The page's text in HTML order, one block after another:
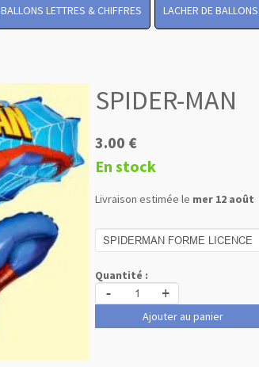
BALLONS LETTRES & CHIFFRES LACHER DE BALLONS
SPIDER-MAN
3.00 €
En stock
Livraison estimée le mer 12 août
Quantité :
- +
Ajouter au panier